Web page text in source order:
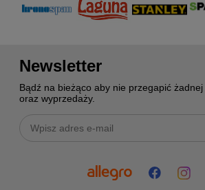
Newsletter
Bądź na bieżąco aby nie przegapić
oraz wyprzedaży.